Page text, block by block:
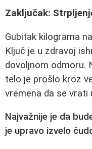
Zaključak:
Gubitak kilograma
Ključ je u zdravoj
dovoljnom odmoru.
telo je prošlo kroz
vremena da se vrati
Najvažnije je da
je upravo izvelo